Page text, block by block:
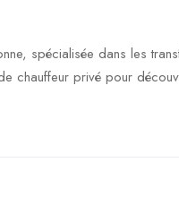
spécialisée dans les
chauffeur privé pour